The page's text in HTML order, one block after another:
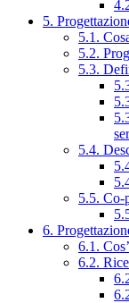
5.
5.1.
5.2.
5.3.
5.4.
5.5. Co-
6.
6.1.
6.2.